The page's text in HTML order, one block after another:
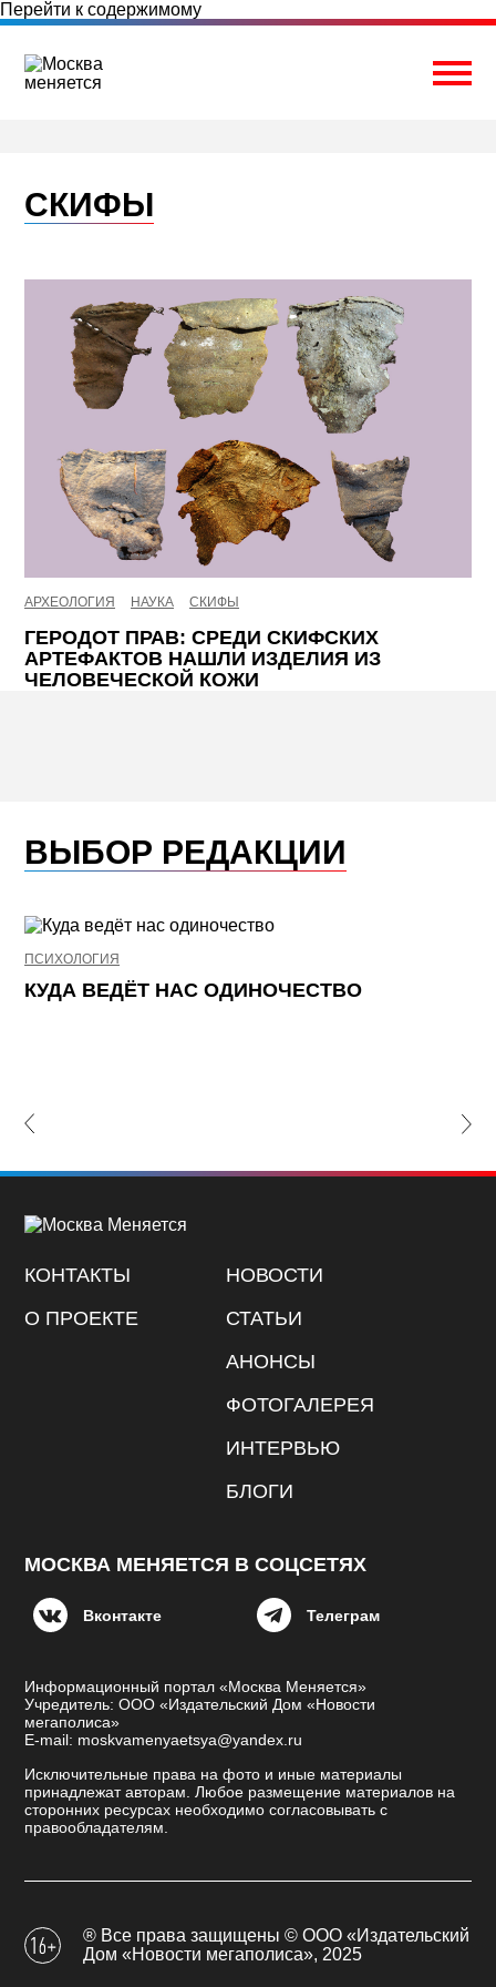
Перейти к содержимому
СКИФЫ
АРХЕОЛОГИЯ НАУКА СКИФЫ
ГЕРОДОТ ПРАВ: СРЕДИ СКИФСКИХ
АРТЕФАКТОВ НАШЛИ ИЗДЕЛИЯ ИЗ
ЧЕЛОВЕЧЕСКОЙ КОЖИ
ВЫБОР РЕДАКЦИИ
ПСИХОЛОГИЯ
КУДА ВЕДЁТ НАС ОДИНОЧЕСТВО
КОНТАКТЫ
О ПРОЕКТЕ
НОВОСТИ
СТАТЬИ
АНОНСЫ
ФОТОГАЛЕРЕЯ
ИНТЕРВЬЮ
БЛОГИ
МОСКВА МЕНЯЕТСЯ В СОЦСЕТЯХ
Вконтакте Телеграм
Информационный портал «Москва Меняется»
Учредитель: ООО «Издательский Дом «Новости
мегаполиса»
E-mail: moskvamenyaetsya@yandex.ru
Исключительные права на фото и иные материалы
принадлежат авторам. Любое размещение материалов на
сторонних ресурсах необходимо согласовывать с
правообладателям.
® Все права защищены © ООО «Издательский
Дом «Новости мегаполиса», 2025